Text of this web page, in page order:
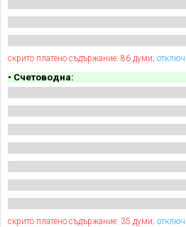
скрито платено съдържание: 86 думи;
• Счетоводна:
скрито платено съдържание: 35 думи;